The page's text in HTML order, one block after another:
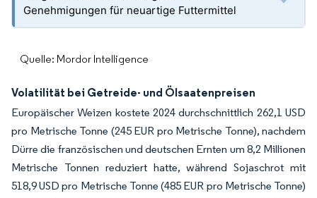
Genehmigungen für neuartige Futtermittel
Quelle: Mordor Intelligence
Volatilität bei Getreide- und Ölsaatenpreisen
Europäischer Weizen kostete 2024 durchschnittlich 262,1 USD
pro Metrische Tonne (245 EUR pro Metrische Tonne), nachdem
Dürre die französischen und deutschen Ernten um 8,2 Millionen
Metrische Tonnen reduziert hatte, während Sojaschrot mit
518,9 USD pro Metrische Tonne (485 EUR pro Metrische Tonne)